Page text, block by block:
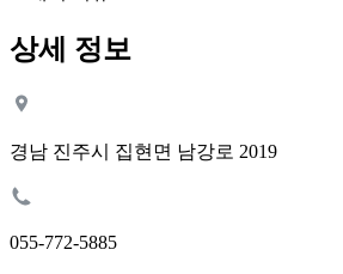
상세 정보
경남 진주시 집현면 남강로 2019
055-772-5885